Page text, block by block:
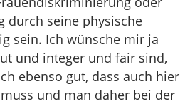
durch seine physische
sein. Ich wünsche mir ja
und integer und fair sind,
ebenso gut, dass auch hier
und man daher bei der